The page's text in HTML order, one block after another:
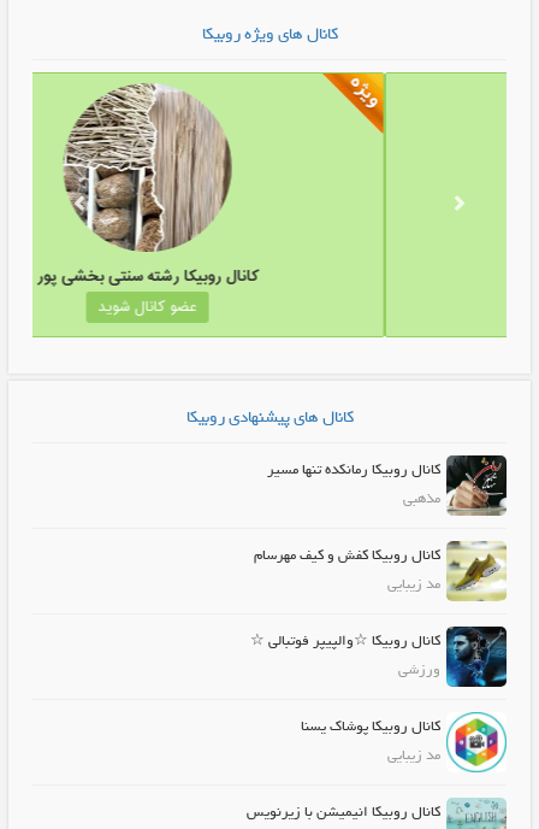
کانال های ویژه روبیکا
کانال روبیکا
کانال های پیشنهادی روبیکا
کانال روبیکا رمانکده تنها مسیر
مذهبی
کانال روبیکا کفش و کیف مهرسام
مد زیبایی
کانال روبیکا ☆والپیپر فوتبالی ☆
ورزشی
کانال روبیکا پوشاک یسنا
مد زیبایی
کانال روبیکا انیمیشن با زیرنویس